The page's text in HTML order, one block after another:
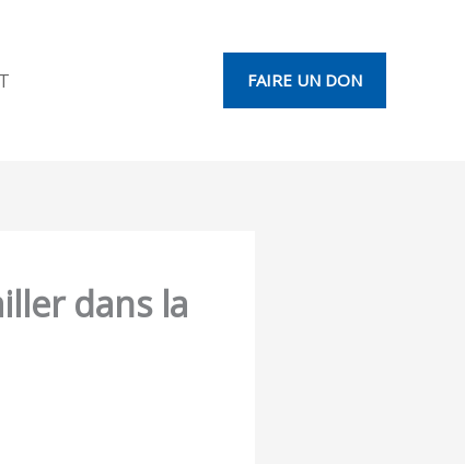
FAIRE UN DON
dans la